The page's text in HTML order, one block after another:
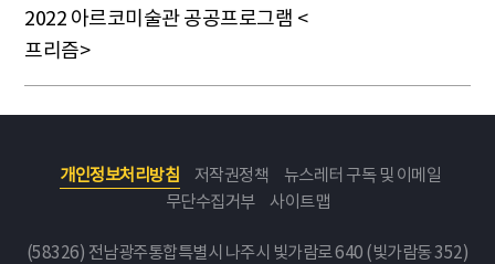
2022 아르코미술관 공공프로그램 <
프리즘>
개인정보처리방침 저작권정책
뉴스레터 구독 및 이메일
무단수집거부
사이트맵
(58326) 전남광주통합특별시 나주시 빛가람로 640 (빛가람동 352)